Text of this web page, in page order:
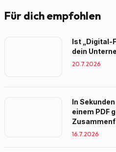
Für dich empfohlen
Ist „Digital-
dein
20.7.2026
In
einem PDF
16.7.2026